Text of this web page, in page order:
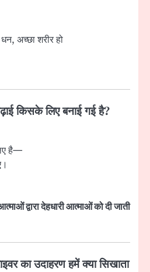
अच्छा शरीर हो
किसके लिए बनाई गई है?
है—
द्वारा देहधारी आत्माओं को दी जाती
का उदाहरण हमें क्या सिखाता